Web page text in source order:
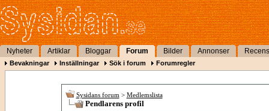
Nyheter Artiklar Bloggar Forum Bilder Annonser
Bevakningar Inställningar Sök i forum Forumregler
Sysidans forum > Medlemslista
Pendlarens profil